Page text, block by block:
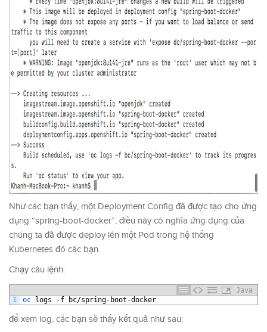
Như các bạn thấy, một Deployment Config đã được tạo cho ứng
dụng “spring-boot-docker”, điều này có nghĩa ứng dụng của
chúng ta đã được deploy lên một Pod trong hệ thống
Kubernetes đó các bạn.
Chạy câu lệnh:
Java
1
oc logs -f bc/spring- boot -docker
để xem log, các bạn sẽ thấy kết quả như sau: